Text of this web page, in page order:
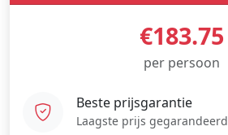
€183.75
per persoon
Beste prijsgarantie
Laagste prijs gegarandeerd